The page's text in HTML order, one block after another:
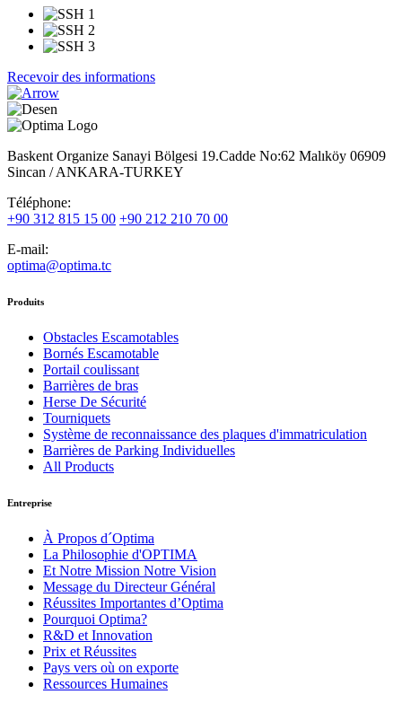
Recevoir des informations
Baskent Organize Sanayi Bölgesi 19.Cadde No:62 Malıköy 06909
Sincan / ANKARA-TURKEY
Téléphone:
+90 312 815 15 00 +90 212 210 70 00
E-mail:
optima@optima.tc
Produits
Obstacles Escamotables
Bornés Escamotable
Portail coulissant
Barrières de bras
Herse De Sécurité
Tourniquets
Système de reconnaissance des plaques d'immatriculation
Barrières de Parking Individuelles
All Products
Entreprise
À Propos d´Optima
La Philosophie d'OPTIMA
Et Notre Mission Notre Vision
Message du Directeur Général
Réussites Importantes d’Optima
Pourquoi Optima?
R&D et Innovation
Prix et Réussites
Pays vers où on exporte
Ressources Humaines